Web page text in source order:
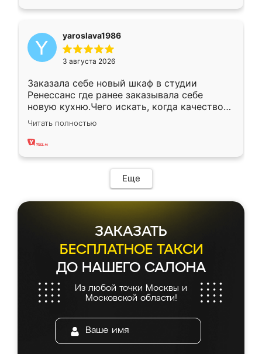
yaroslava1986
3 августа 2026
Заказала себе новый шкаф в студии
Ренессанс где ранее заказывала себе
новую кухню.Чего искать, когда качеством
вполне довольна. Служит кухня уже почти
два года, нареканий нет.
Читать полностью
Еще
ЗАКАЗАТЬ
БЕСПЛАТНОЕ ТАКСИ
ДО НАШЕГО САЛОНА
Из любой точки Москвы и
Московской области!